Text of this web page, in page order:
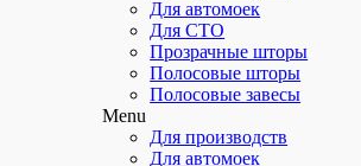
Для автомоек
Для СТО
Прозрачные шторы
Полосовые шторы
Полосовые завесы
Menu
Для производств
Для автомоек